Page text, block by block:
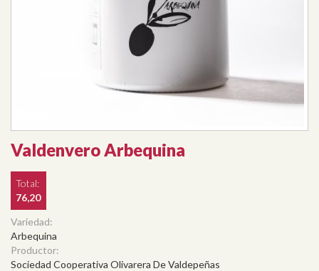
Valdenvero Arbequina
Total:
76,20
Variedad:
Arbequina
Productor:
Sociedad Cooperativa Olivarera De Valdepeñas